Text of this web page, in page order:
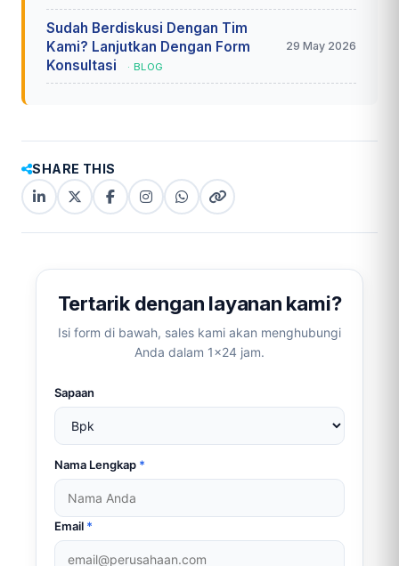
Sudah Berdiskusi Dengan Tim
Kami? Lanjutkan Dengan Form
Konsultasi
· BLOG
29 May 2026
SHARE THIS
LinkedIn
X
(Twitter)
FacebookInstagram
(copy
WhatsApp
Copy
link
Tertarik dengan layanan kami?
Isi form di bawah, sales kami akan menghubungi
Anda dalam 1×24 jam.
Sapaan
Nama Lengkap *
Email *